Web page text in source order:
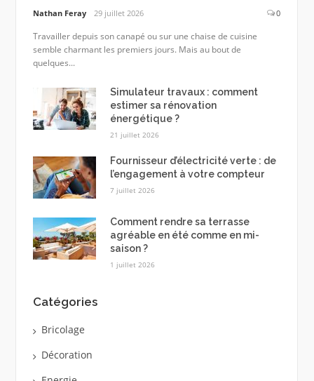
Nathan Feray 29 juillet 2026 0
Travailler depuis son canapé ou sur une chaise de cuisine
semble charmant les premiers jours. Mais au bout de
quelques...
Simulateur travaux : comment
estimer sa rénovation
énergétique ?
21 juillet 2026
Fournisseur d’électricité verte : de
l’engagement à votre compteur
7 juillet 2026
Comment rendre sa terrasse
agréable en été comme en mi-
saison ?
1 juillet 2026
Catégories
Bricolage
Décoration